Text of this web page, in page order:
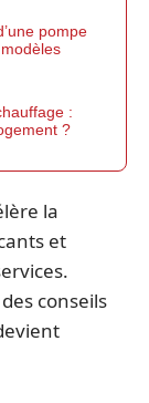
pompe
:
?
la
et
conseils